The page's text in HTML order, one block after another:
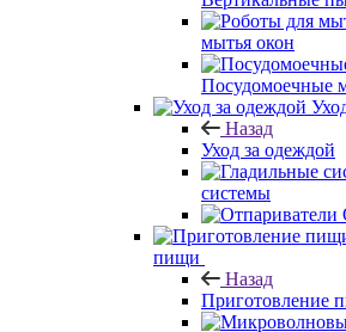
мытья окон
Посудомоечные
Назад
Уход за одеждой
системы
пищи
Назад
Приготовление